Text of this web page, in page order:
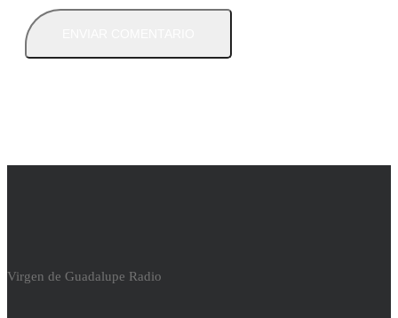
Virgen de Guadalupe Radio